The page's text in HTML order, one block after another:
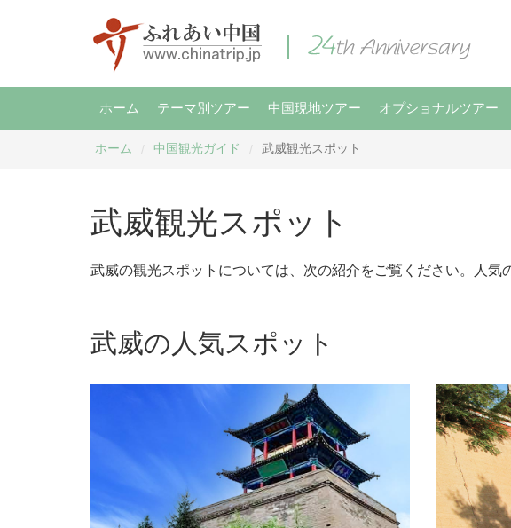
ホーム テーマ別ツアー 中国現地ツアー オプショナルツアー
ホーム 中国観光ガイド 武威観光スポット
武威観光スポット
武威の観光スポットについては、次の紹介をご覧ください。人
武威の人気スポット